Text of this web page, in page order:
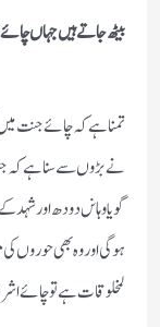
بیٹھ جاتے ہیں جہاں
تمنا ہے کہ چائے جنت میں
نے بڑوں سے سنا ہے کہ
گویا وہانں دودھ اور
ہوگی اور وہ بھی حوروں کی
لمخلو قات ہے تو چائے